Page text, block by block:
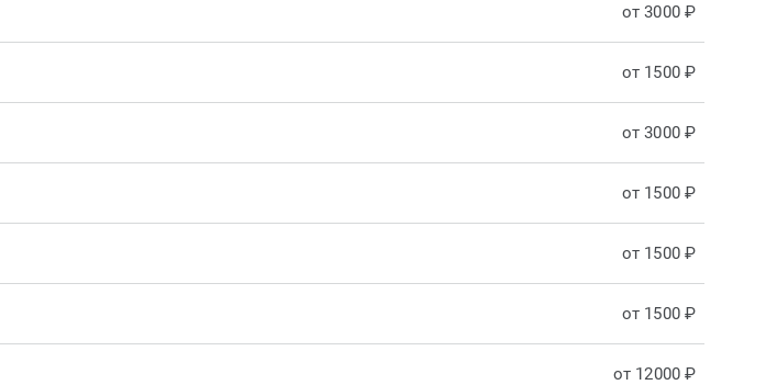
от 3000 ₽
от 1500 ₽
от 3000 ₽
от 1500 ₽
от 1500 ₽
от 1500 ₽
от 12000 ₽